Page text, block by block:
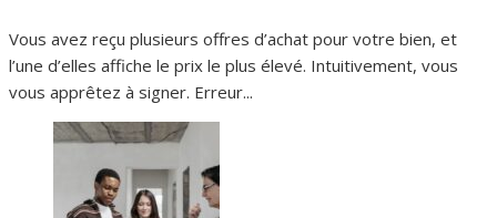
Vous avez reçu plusieurs offres d’achat pour votre bien, et
l’une d’elles affiche le prix le plus élevé. Intuitivement, vous
vous apprêtez à signer. Erreur...